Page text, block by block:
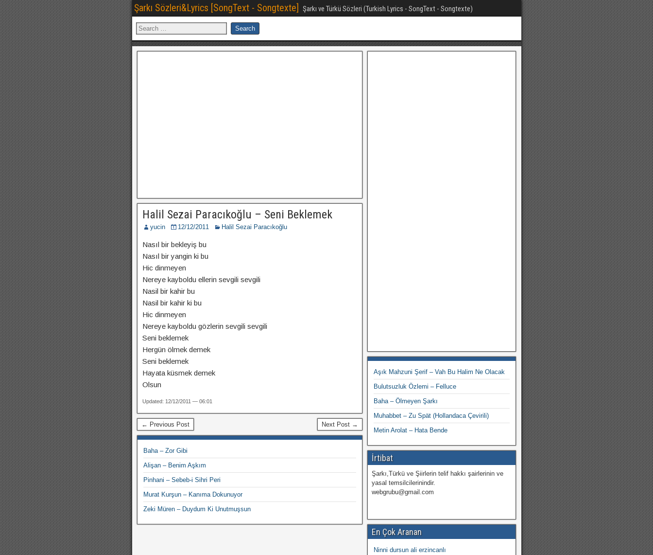
Şarkı Sözleri&Lyrics [SongText - Songtexte] Şarkı ve Türkü Sözleri (Turkish Lyrics - SongText - Songtexte)
Halil Sezai Paracıkoğlu – Seni Beklemek
yucin 12/12/2011 Halil Sezai Paracıkoğlu
Nasıl bir bekleyiş bu
Nasıl bir yangin ki bu
Hic dinmeyen
Nereye kayboldu ellerin sevgili sevgili
Nasil bir kahir bu
Nasil bir kahir ki bu
Hic dinmeyen
Nereye kayboldu gözlerin sevgili sevgili
Seni beklemek
Hergün ölmek demek
Seni beklemek
Hayata küsmek demek
Olsun
Updated: 12/12/2011 — 06:01
← Previous Post Next Post →
Baha – Zor Gibi
Alişan – Benim Aşkım
Pinhani – Sebeb-i Sihri Peri
Murat Kurşun – Kanıma Dokunuyor
Zeki Müren – Duydum Ki Unutmuşsun
Aşık Mahzuni Şerif – Vah Bu Halim Ne Olacak
Bulutsuzluk Özlemi – Felluce
Baha – Ölmeyen Şarkı
Muhabbet – Zu Spät (Hollandaca Çevirili)
Metin Arolat – Hata Bende
İrtibat
Şarkı,Türkü ve Şiirlerin telif hakkı şairlerinin ve
yasal temsilcilerinindir.
webgrubu@gmail.com
En Çok Aranan
Ninni dursun ali erzincanlı